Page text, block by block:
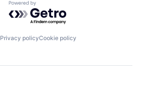
Powered by Getro.com
Privacy policyCookie policy